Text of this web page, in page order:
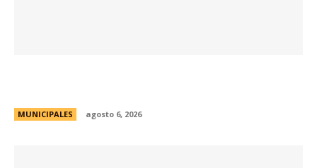
MUNICIPALES agosto 6, 2026